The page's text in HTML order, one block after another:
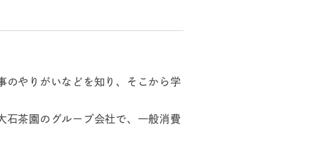
やりがいなどを知り、そこから学
茶園のグループ会社で、一般消費